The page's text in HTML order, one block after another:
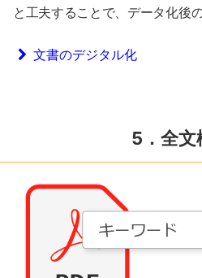
と工夫することで、データ化後
文書のデジタル化
5．全文